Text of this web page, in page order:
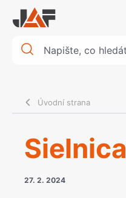
Úvodní strana
Sielnica
27. 2. 2024